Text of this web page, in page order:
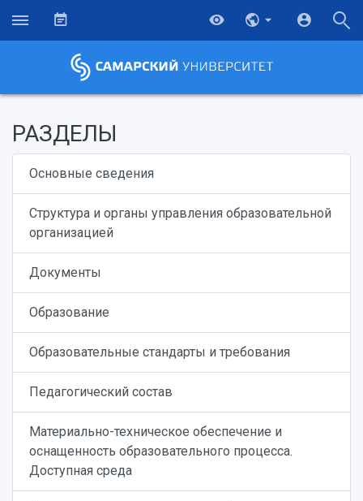
РАЗДЕЛЫ
Основные сведения
Структура и органы управления образовательной
организацией
Документы
Образование
Образовательные стандарты и требования
Педагогический состав
Материально-техническое обеспечение и
оснащенность образовательного процесса.
Доступная среда